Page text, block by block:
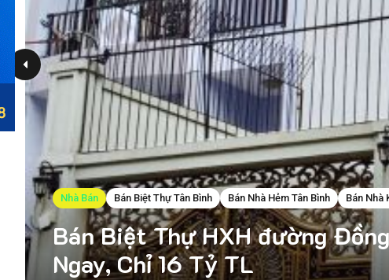
Nhà Bán Bán Biệt Thự Tân Bình Bán Nhà Hẻm Tân Bình Bán Nhà
Bán Biệt Thự HXH đường
Ngay, Chỉ 16 Tỷ TL